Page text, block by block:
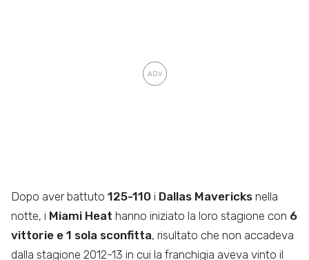
Dopo aver battuto 125-110 i Dallas Mavericks nella
notte, i Miami Heat hanno iniziato la loro stagione con 6
vittorie e 1 sola sconfitta, risultato che non accadeva
dalla stagione 2012-13 in cui la franchigia aveva vinto il